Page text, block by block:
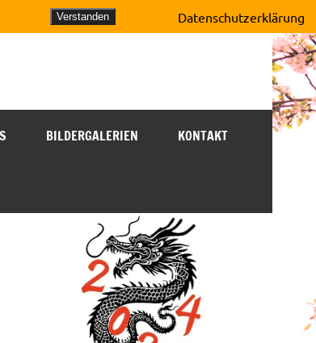
BILDERGALERIEN KONTAKT
Verstanden Datenschutzerklärung